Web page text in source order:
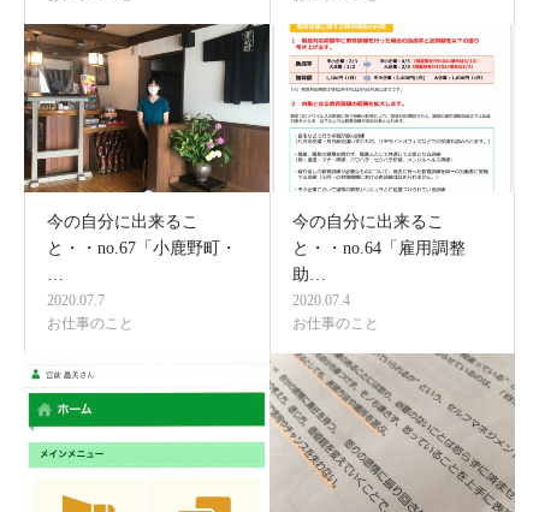
今の自分に出来るこ
と・・no.67「小鹿野町・
2020.07.7
お仕事のこと
今の自分に出来るこ
と・・no.64「雇用調整
助…
2020.07.4
お仕事のこと